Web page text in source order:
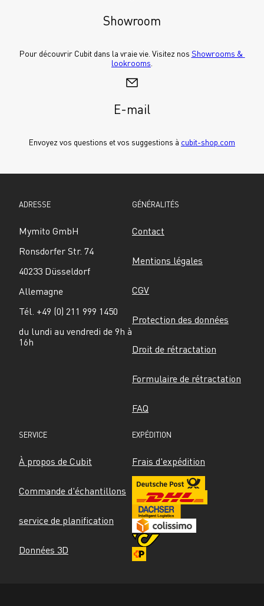
Showroom
Pour découvrir Cubit dans la vraie vie. Visitez nos Showrooms &
lookrooms
E-mail
Envoyez vos questions et vos suggestions à cubit-shop.com
ADRESSE
Mymito GmbH
Ronsdorfer Str. 74
40233 Düsseldorf
Allemagne
Tél. +49 (0) 211 999 1450
du lundi au vendredi de 9h à
16h
GÉNÉRALITÉS
Contact
Mentions légales
CGV
Protection des données
Droit de rétractation
Formulaire de rétractation
FAQ
SERVICE
À propos de Cubit
Commande d'échantillons
service de planification
Données 3D
EXPÉDITION
Frais d'expédition